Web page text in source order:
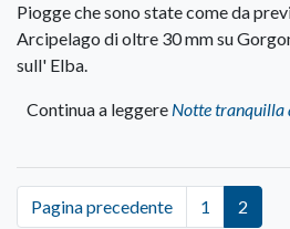
Piogge che sono state come da
Arcipelago di oltre 30 mm su
sull' Elba.
Continua a leggere Notte tranquilla
Pagina precedente 1 2